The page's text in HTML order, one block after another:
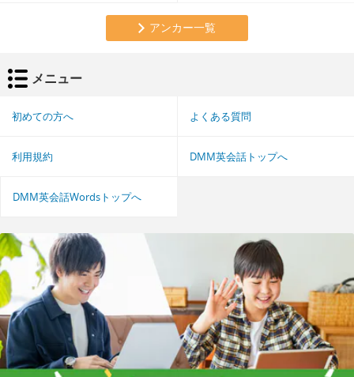
アンカー一覧
メニュー
初めての方へ よくある質問
利用規約 DMM英会話トップへ
DMM英会話Wordsトップへ